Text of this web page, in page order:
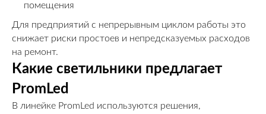
помещения
Для предприятий с непрерывным циклом работы это
снижает риски простоев и непредсказуемых расходов
на ремонт.
Какие светильники предлагает
PromLed
В линейке PromLed используются решения,